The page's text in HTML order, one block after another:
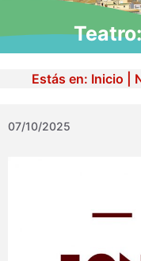
Estás en: Inicio
07/10/2025